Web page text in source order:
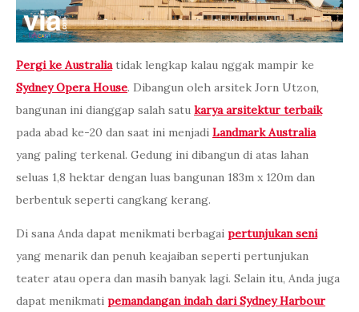
Pergi ke Australiatidak lengkap kalau nggak mampir ke
Sydney Opera House. Dibangun oleh arsitek Jorn Utzon,
bangunan ini dianggap salah satu karya arsitektur terbaik
pada abad ke-20 dan saat ini menjadi Landmark Australia
yang paling terkenal. Gedung ini dibangun di atas lahan
seluas 1,8 hektar dengan luas bangunan 183m x 120m dan
berbentuk seperti cangkang kerang.
Di sana Anda dapat menikmati berbagai pertunjukan seni
yang menarik dan penuh keajaiban seperti pertunjukan
teater atau opera dan masih banyak lagi. Selain itu, Anda juga
dapat menikmati pemandangan indah dariSydneyHarbour